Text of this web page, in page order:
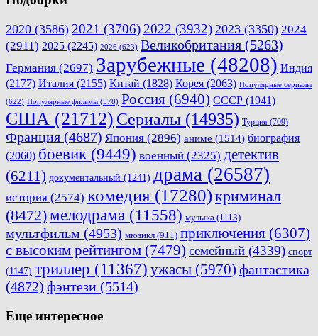
2020 (3586) 2021 (3706) 2022 (3932) 2023 (3350) 2024
(2911) 2025 (2245) 2026 (623) Великобритания (5263)
Германия (2697) Зарубежные (48208) Индия
(2177) Италия (2155) Китай (1828) Корея (2063) Популярные сериалы
(622) Популярные фильмы (578) Россия (6940) СССР (1941)
США (21712) Сериалы (14935) Турция (709)
Франция (4687) Япония (2896) аниме (1514) биография
(2060) боевик (9449) военный (2325) детектив
(6211) документальный (1241) драма (26587)
история (2574) комедия (17280)криминал
(8472)мелодрама (11558) музыка (1113)
мультфильм (4953) мюзикл (911) приключения (6307)
с высоким рейтингом (7479) семейный (4339) спорт
(1147) триллер (11367) ужасы (5970) фантастика
(4872) фэнтези (5514)
Еще интересное